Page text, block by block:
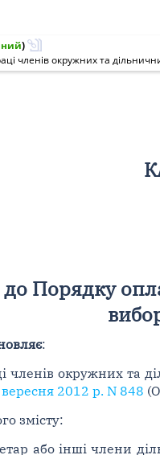
)
членів окружних та